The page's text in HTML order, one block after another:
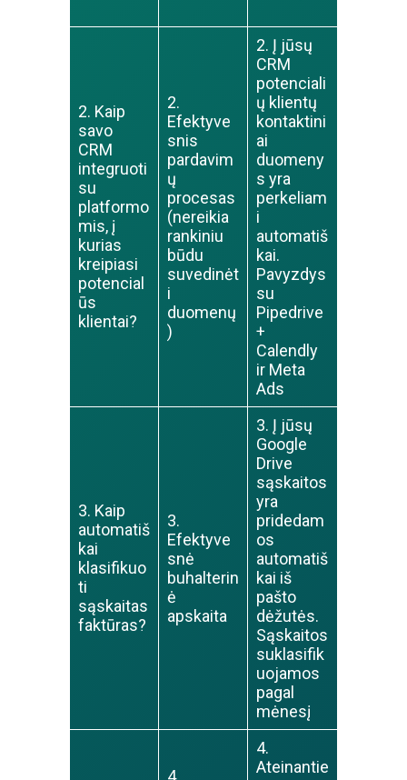
2. Kaip
savo
CRM
integruoti
su
platformo
mis, į
kurias
kreipiasi
potencial
ūs
klientai?
2.
Efektyve
snis
pardavim
ų
procesas
(nereikia
rankiniu
būdu
suvedinėt
i
duomenų
)
2. Į jūsų
CRM
potenciali
ų klientų
kontaktini
ai
duomeny
s yra
perkeliam
i
automatiš
kai.
Pavyzdys
su
Pipedrive
+
Calendly
ir Meta
Ads
3. Kaip
automatiš
kai
klasifikuo
ti
sąskaitas
faktūras?
3.
Efektyve
snė
buhalterin
ė
apskaita
3. Į jūsų
Google
Drive
sąskaitos
yra
pridedam
os
automatiš
kai iš
pašto
dėžutės.
Sąskaitos
suklasifik
uojamos
pagal
mėnesį
4.
4.
Ateinantie